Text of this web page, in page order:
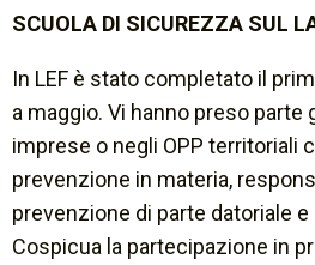
SCUOLA DI SICUREZZA SUL
In LEF è stato completato il
a maggio. Vi hanno preso parte
imprese o negli OPP territoriali
prevenzione in materia,
prevenzione di parte datoriale
Cospicua la partecipazione in